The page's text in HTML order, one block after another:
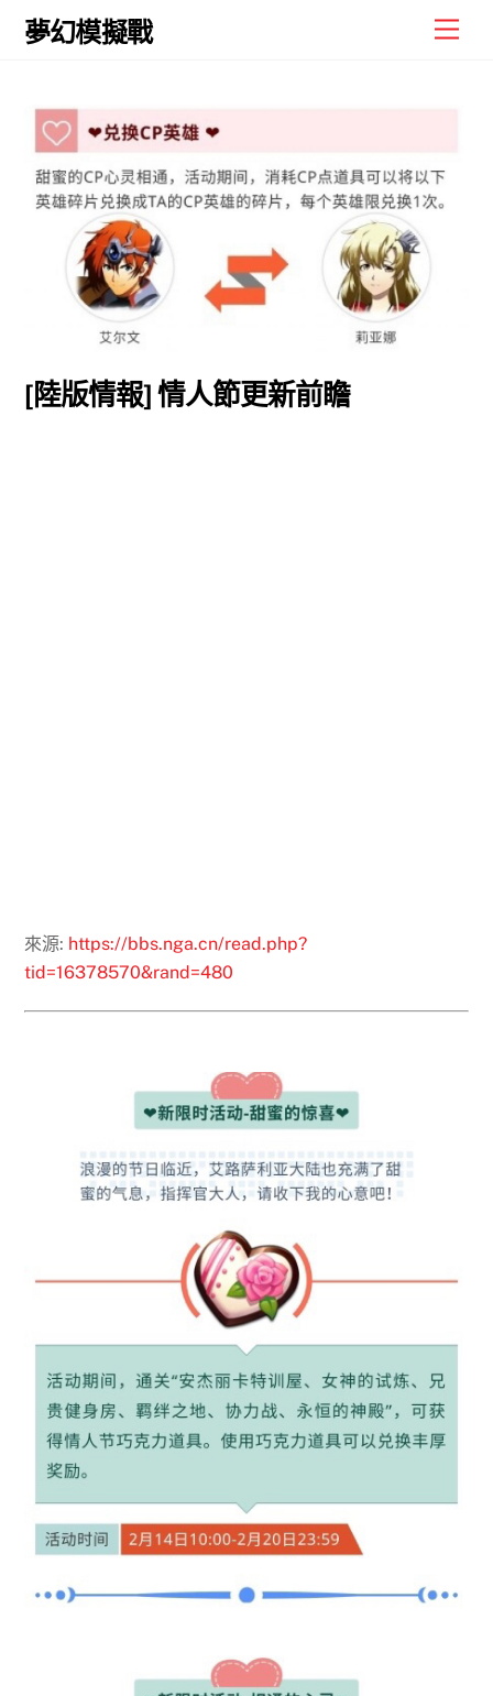
Skip
夢幻模擬戰
[陸版情報] 情人節更新前瞻
來源: https://bbs.nga.cn/read.php?
tid=16378570&rand=480